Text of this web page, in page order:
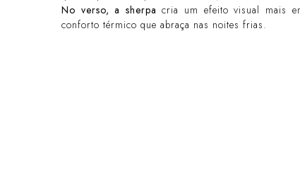
No verso, a sherpa cria um efeito visual mais
conforto térmico que abraça nas noites frias.